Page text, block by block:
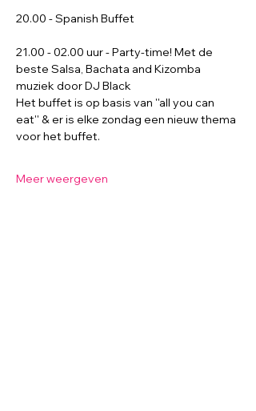
20.00 - Spanish Buffet
21.00 - 02.00 uur - Party-time! Met de
beste Salsa, Bachata and Kizomba
muziek door DJ Black
Het buffet is op basis van ''all you can
eat'' & er is elke zondag een nieuw thema
voor het buffet.
Meer weergeven